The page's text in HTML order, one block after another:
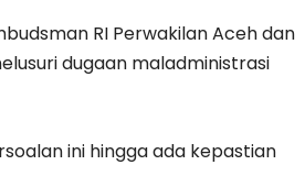
RI Perwakilan Aceh dan
dugaan maladministrasi
ini hingga ada kepastian